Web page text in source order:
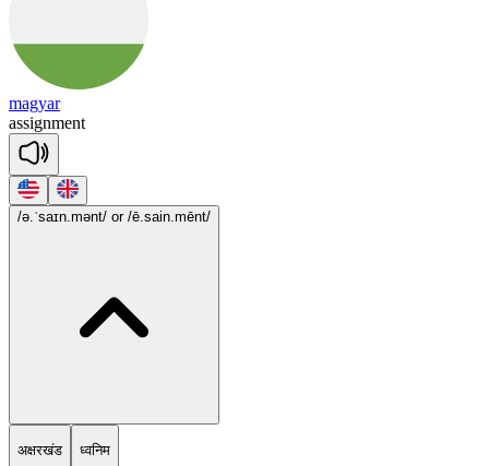
magyar
assignment
/ə.ˈsaɪn.mənt/ or /ē.sain.mēnt/
अक्षरखंड ध्वनिम